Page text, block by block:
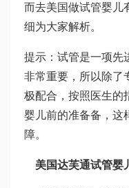
而去美国做试管婴儿
细为大家解析。
提示：试管是一项先
非常重要，所以除了
极配合，按照医生的
婴儿前的准备备，这
障。
美国达芙通试管婴